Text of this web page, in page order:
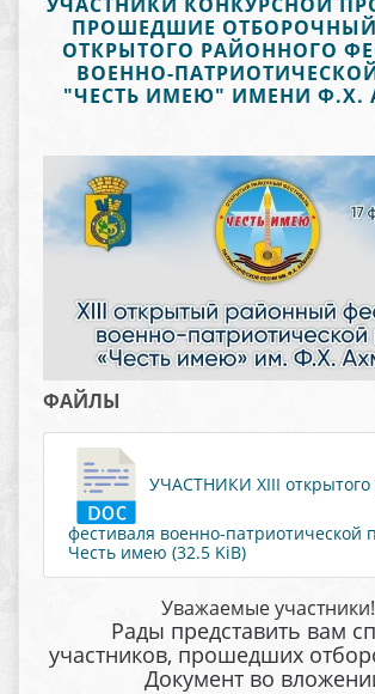
ПРОШЕДШИЕ ОТБОРОЧНЫЙ
ОТКРЫТОГО РАЙОННОГО
ВОЕННО-
"ЧЕСТЬ ИМЕЮ" ИМЕНИ Ф.Х.
ФАЙЛЫ
УЧАСТНИКИ XIII открытого
фестиваля военно-патриотической
Честь имею (32.5 KiB)
Уважаемые участники!
Рады представить вам
участников, прошедших
Документ во